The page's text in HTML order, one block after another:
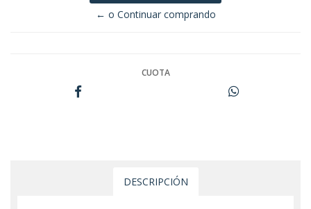
← o Continuar comprando
CUOTA
DESCRIPCIÓN